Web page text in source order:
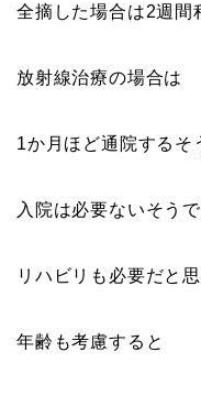
全摘した場合は2週間
放射線治療の場合は
1か月ほど通院するそ
入院は必要ないそうで
リハビリも必要だと
年齢も考慮すると